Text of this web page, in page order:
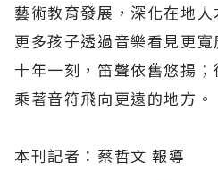
藝術教育發展，深化在地
更多孩子透過音樂看見更寬
十年一刻，笛聲依舊悠揚
乘著音符飛向更遠的地方。
本刊記者：蔡哲文 報導